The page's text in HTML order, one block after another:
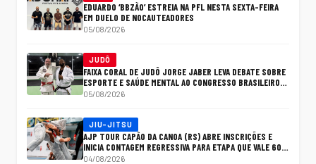
EDUARDO ‘BBZÃO’ ESTREIA NA PFL NESTA SEXTA-FEIRA
EM DUELO DE NOCAUTEADORES
05/08/2026
JUDÔ
FAIXA CORAL DE JUDÔ JORGE JABER LEVA DEBATE SOBRE
ESPORTE E SAÚDE MENTAL AO CONGRESSO BRASILEIRO
DA ASSOCIAÇÃO BRASILEIRA DE PSIQUIATRIA
05/08/2026
JIU-JITSU
AJP TOUR CAPÃO DA CANOA (RS) ABRE INSCRIÇÕES E
INICIA CONTAGEM REGRESSIVA PARA ETAPA QUE VALE 600
PONTOS NO RANKING
04/08/2026